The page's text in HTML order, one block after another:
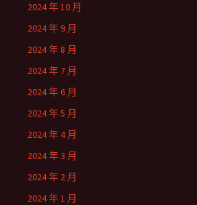
2024 年 10 月
2024 年 9 月
2024 年 8 月
2024 年 7 月
2024 年 6 月
2024 年 5 月
2024 年 4 月
2024 年 3 月
2024 年 2 月
2024 年 1 月